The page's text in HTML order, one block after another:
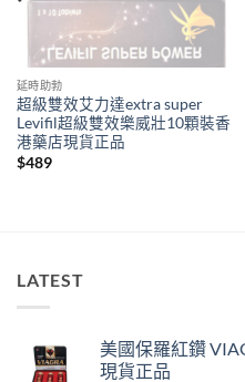
延時助勃
超級雙效艾力達extra super
Levifil超級雙效樂威壯10顆裝香
港藥店現貨正品
$489
LATEST
美國保羅紅鑽
現貨正品